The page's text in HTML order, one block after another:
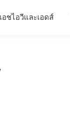
เอชไอวีและเอดส์